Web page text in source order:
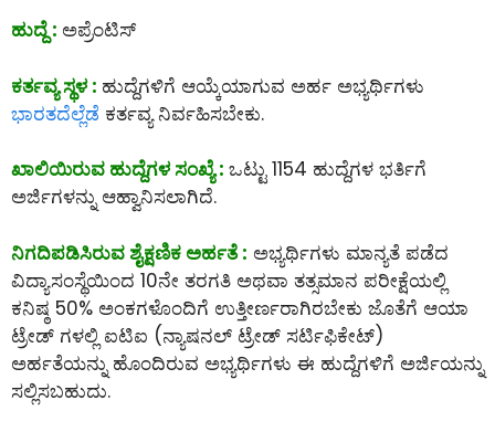
ಹುದ್ದೆ : ಅಪ್ರೆಂಟಿಸ್
ಕರ್ತವ್ಯ ಸ್ಥಳ : ಹುದ್ದೆಗಳಿಗೆ ಆಯ್ಕೆಯಾಗುವ ಅರ್ಹ ಅಭ್ಯರ್ಥಿಗಳು
ಭಾರತದೆಲ್ಲೆಡೆ ಕರ್ತವ್ಯ ನಿರ್ವಹಿಸಬೇಕು.
ಖಾಲಿಯಿರುವ ಹುದ್ದೆಗಳ ಸಂಖ್ಯೆ : ಒಟ್ಟು 1154 ಹುದ್ದೆಗಳ ಭರ್ತಿಗೆ
ಅರ್ಜಿಗಳನ್ನು ಆಹ್ವಾನಿಸಲಾಗಿದೆ.
ನಿಗದಿಪಡಿಸಿರುವ ಶೈಕ್ಷಣಿಕ ಅರ್ಹತೆ : ಅಭ್ಯರ್ಥಿಗಳು ಮಾನ್ಯತೆ ಪಡೆದ
ವಿದ್ಯಾಸಂಸ್ಥೆಯಿಂದ 10ನೇ ತರಗತಿ ಅಥವಾ ತತ್ಸಮಾನ ಪರೀಕ್ಷೆಯಲ್ಲಿ
ಕನಿಷ್ಠ 50% ಅಂಕಗಳೊಂದಿಗೆ ಉತ್ತೀರ್ಣರಾಗಿರಬೇಕು ಜೊತೆಗೆ ಆಯಾ
ಟ್ರೇಡ್ ಗಳಲ್ಲಿ ಐಟಿಐ (ನ್ಯಾಷನಲ್ ಟ್ರೇಡ್ ಸರ್ಟಿಫಿಕೇಟ್)
ಅರ್ಹತೆಯನ್ನು ಹೊಂದಿರುವ ಅಭ್ಯರ್ಥಿಗಳು ಈ ಹುದ್ದೆಗಳಿಗೆ ಅರ್ಜಿಯನ್ನು
ಸಲ್ಲಿಸಬಹುದು.